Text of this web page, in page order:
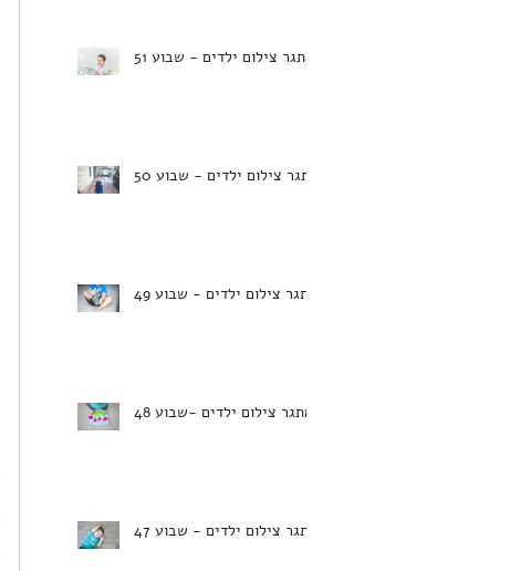
אתגר צילום ילדים - שבוע 51
אתגר צילום ילדים - שבוע 50
אתגר צילום ילדים - שבוע 49
אתגר צילום ילדים -שבוע 48
אתגר צילום ילדים - שבוע 47